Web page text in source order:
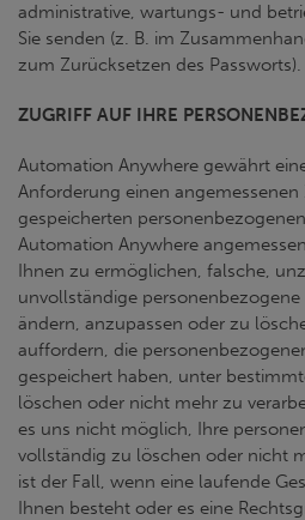
administrative, wartungs- und
Sie senden (z. B. im
zum Zurücksetzen des Passworts).
ZUGRIFF AUF IHRE
Automation Anywhere gewährt
Anforderung einen
gespeicherten
Automation Anywhere
Ihnen zu ermöglichen, falsche,
unvollständige
ändern, anzupassen oder zu
auffordern, die
gespeichert haben, unter
löschen oder nicht mehr zu
es uns nicht möglich, Ihre
vollständig zu löschen oder nicht
ist der Fall, wenn eine laufende
Ihnen besteht oder es eine